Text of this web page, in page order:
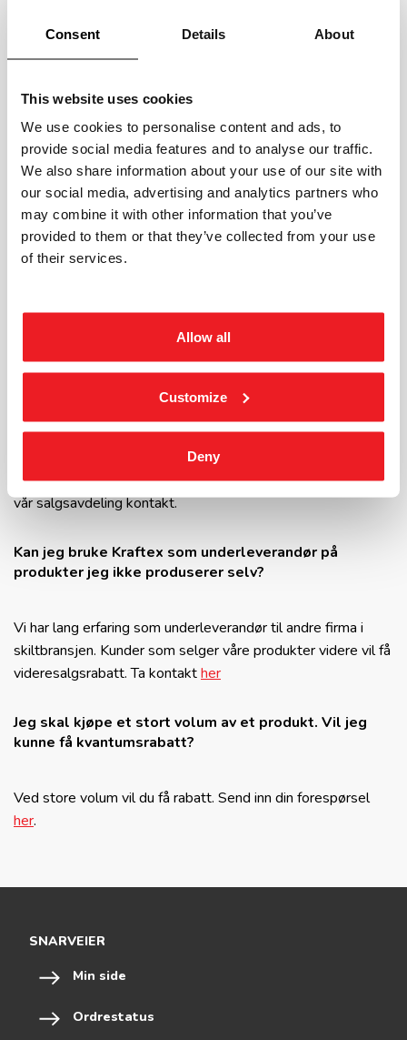
Consent Details About
This website uses cookies
We use cookies to personalise content and ads, to
provide social media features and to analyse our traffic.
We also share information about your use of our site with
our social media, advertising and analytics partners who
may combine it with other information that you’ve
provided to them or that they’ve collected from your use
of their services.
Allow all
Customize
Deny
kontakt med kundeservice ved å benytte vårt
Vi er et firma med flere avdelinger. Hvordan kan dere
hjelpe oss med å forenkle våre innkjøp?
Vi kan sette opp en tilpasset variant av vår nettbutikk. Her
kan spesialutviklede skilt for nettopp din bedrift være
enkelt tilgjengelig for dine kollegaer. Vi kan også bistå med
velge ut produkter og din bedrifts unike skiltutvalg
tilgjengelig slik at bedriftens merkevare blir ivaretatt.
visuell profil.Ta kontaktfor mer informasjon.
Hvordan kan jeg bli forhandler av dørskiltene til
Kraftex?
Kraftex har over 400 forhandlere over hele Norge. Vi er
alltid på utkikk etter bedrifter som ønsker å selge våre
produkter. Skriv litt om ditt firma og dine tankerher, så tar
vår salgsavdeling kontakt.
Kan jeg bruke Kraftex som underleverandør på
produkter jeg ikke produserer selv?
Vi har lang erfaring som underleverandør til andre firma i
skiltbransjen. Kunder som selger våre produkter videre vil få
videresalgsrabatt. Ta kontakther
Jeg skal kjøpe et stort volum av et produkt. Vil jeg
kunne få kvantumsrabatt?
Ved store volum vil du få rabatt. Send inn din forespørsel
her.
SNARVEIER
Min side
Ordrestatus